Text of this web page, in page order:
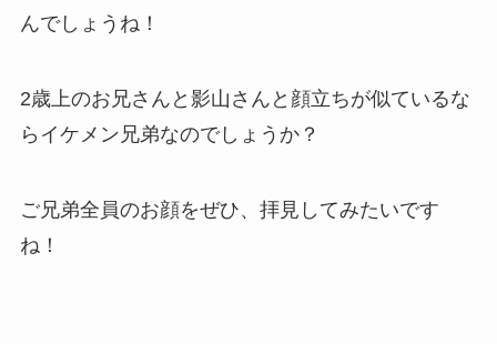
んでしょうね！
2歳上のお兄さんと影山さんと顔立ちが似ているな
らイケメン兄弟なのでしょうか？
ご兄弟全員のお顔をぜひ、拝見してみたいです
ね！